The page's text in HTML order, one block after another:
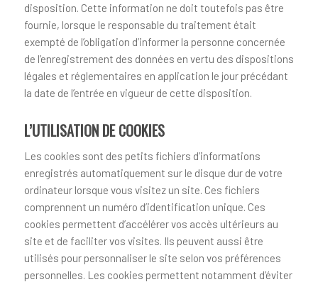
disposition. Cette information ne doit toutefois pas être
fournie, lorsque le responsable du traitement était
exempté de l’obligation d’informer la personne concernée
de l’enregistrement des données en vertu des dispositions
légales et réglementaires en application le jour précédant
la date de l’entrée en vigueur de cette disposition.
L’UTILISATION DE COOKIES
Les cookies sont des petits fichiers d’informations
enregistrés automatiquement sur le disque dur de votre
ordinateur lorsque vous visitez un site. Ces fichiers
comprennent un numéro d’identification unique. Ces
cookies permettent d’accélérer vos accès ultérieurs au
site et de faciliter vos visites. Ils peuvent aussi être
utilisés pour personnaliser le site selon vos préférences
personnelles. Les cookies permettent notamment d’éviter